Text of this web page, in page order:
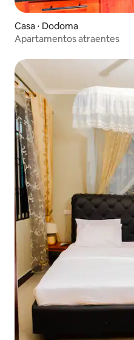
Casa ⋅ Dodoma
Apartamentos atraentes